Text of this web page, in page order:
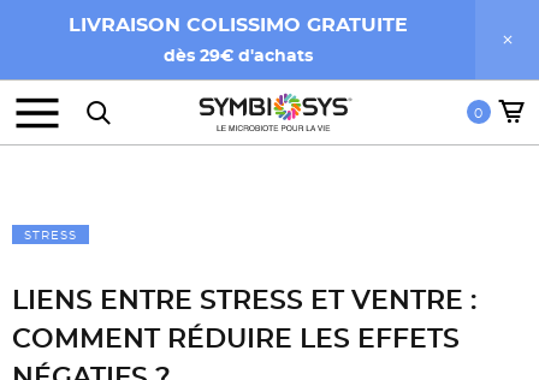
LIVRAISON COLISSIMO GRATUITE
dès 29€ d'achats
0
STRESS
LIENS ENTRE STRESS ET VENTRE :
COMMENT RÉDUIRE LES EFFETS